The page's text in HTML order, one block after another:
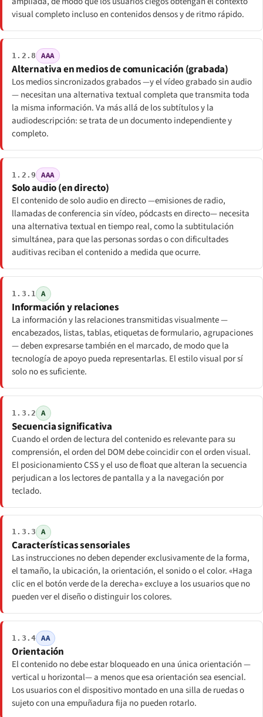
visual completo incluso en contenidos densos y de ritmo rápido.
1.2.8 AAA
Alternativa en medios de comunicación (grabada)
Los medios sincronizados grabados —y el vídeo grabado sin audio
— necesitan una alternativa textual completa que transmita toda
la misma información. Va más allá de los subtítulos y la
audiodescripción: se trata de un documento independiente y
completo.
1.2.9 AAA
Solo audio (en directo)
El contenido de solo audio en directo —emisiones de radio,
llamadas de conferencia sin vídeo, pódcasts en directo— necesita
una alternativa textual en tiempo real, como la subtitulación
simultánea, para que las personas sordas o con dificultades
auditivas reciban el contenido a medida que ocurre.
1.3.1 A
Información y relaciones
La información y las relaciones transmitidas visualmente —
encabezados, listas, tablas, etiquetas de formulario, agrupaciones
— deben expresarse también en el marcado, de modo que la
tecnología de apoyo pueda representarlas. El estilo visual por sí
solo no es suficiente.
1.3.2 A
Secuencia significativa
Cuando el orden de lectura del contenido es relevante para su
comprensión, el orden del DOM debe coincidir con el orden visual.
El posicionamiento CSS y el uso de float que alteran la secuencia
perjudican a los lectores de pantalla y a la navegación por
teclado.
1.3.3 A
Características sensoriales
Las instrucciones no deben depender exclusivamente de la forma,
el tamaño, la ubicación, la orientación, el sonido o el color. «Haga
clic en el botón verde de la derecha» excluye a los usuarios que no
pueden ver el diseño o distinguir los colores.
1.3.4 AA
Orientación
El contenido no debe estar bloqueado en una única orientación —
vertical u horizontal— a menos que esa orientación sea esencial.
Los usuarios con el dispositivo montado en una silla de ruedas o
sujeto con una empuñadura fija no pueden rotarlo.